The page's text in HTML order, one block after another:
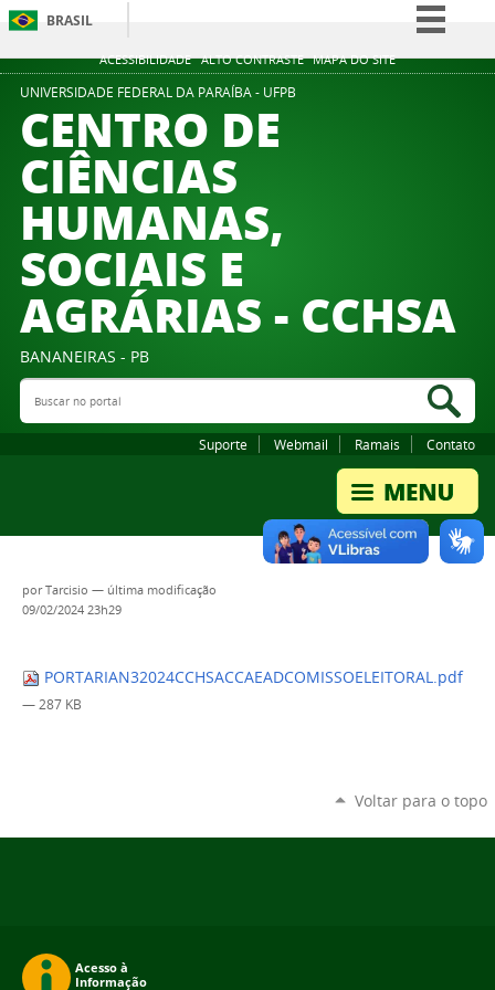
ACESSIBILIDADE ALTO CONTRASTE MAPA DO SITE
BRASIL
Simplifique!
UNIVERSIDADE FEDERAL DA PARAÍBA - UFPB
CENTRO DE
CIÊNCIAS
HUMANAS,
SOCIAIS E
AGRÁRIAS - CCHSA
BANANEIRAS - PB
Buscar no portal
Suporte Webmail Ramais Contato
porTarcisio — última modificação
09/02/2024 23h29
PORTARIAN32024CCHSACCAEADCOMISSOELEITORAL.pdf
— 287 KB
Voltar para o topo